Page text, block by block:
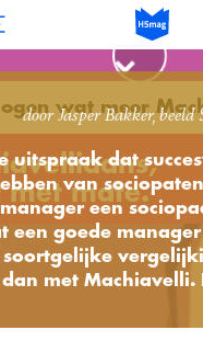
wat meer
met mate.
door Jasper Bakker, beeld
uitspraak dat
van
een
een goede manager
soortgelijke
dan met Machiavelli.